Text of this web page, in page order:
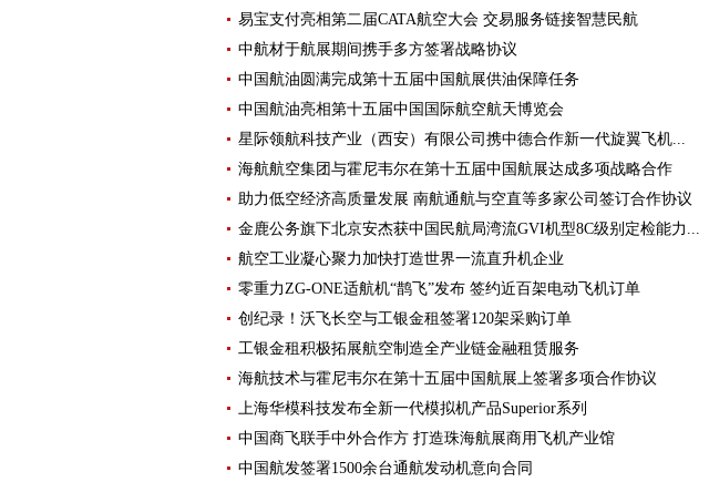
易宝支付亮相第二届CATA航空大会 交易服务链接智慧民航
中航材于航展期间携手多方签署战略协议
中国航油圆满完成第十五届中国航展供油保障任务
中国航油亮相第十五届中国国际航空航天博览会
星际领航科技产业（西安）有限公司携中德合作新一代旋翼飞机...
海航航空集团与霍尼韦尔在第十五届中国航展达成多项战略合作
助力低空经济高质量发展 南航通航与空直等多家公司签订合作协议
金鹿公务旗下北京安杰获中国民航局湾流GVI机型8C级别定检能力...
航空工业凝心聚力加快打造世界一流直升机企业
零重力ZG-ONE适航机“鹊飞”发布 签约近百架电动飞机订单
创纪录！沃飞长空与工银金租签署120架采购订单
工银金租积极拓展航空制造全产业链金融租赁服务
海航技术与霍尼韦尔在第十五届中国航展上签署多项合作协议
上海华模科技发布全新一代模拟机产品Superior系列
中国商飞联手中外合作方 打造珠海航展商用飞机产业馆
中国航发签署1500余台通航发动机意向合同